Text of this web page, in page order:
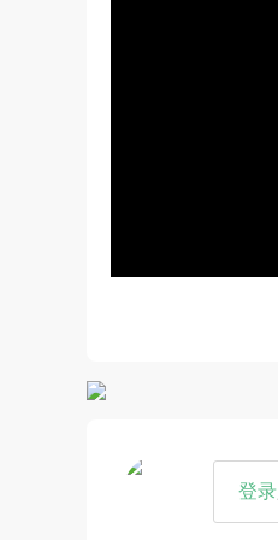
登录